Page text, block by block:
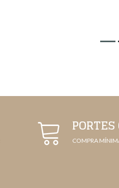
COMPRA